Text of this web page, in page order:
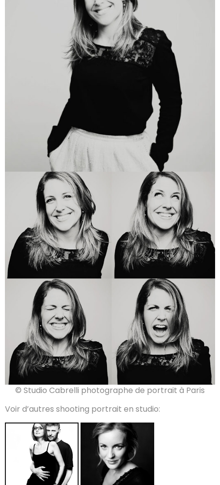
© Studio Cabrelli photographe de portrait à Paris
Voir d’autres shooting portrait en studio: